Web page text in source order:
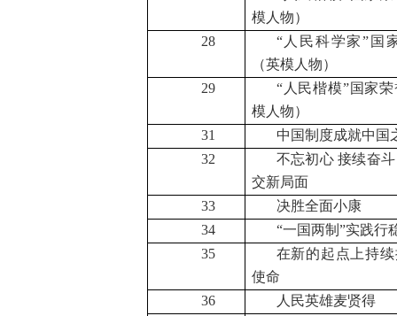
模人物）
28
“人民科学家”国
（英模人物）
29
“人民楷模”国家
模人物）
31
中国制度成就中国
32
不忘初心 接续奋
交新局面
33
决胜全面小康
34
“一国两制”实践行
35
在新的起点上持
使命
36
人民英雄麦贤得